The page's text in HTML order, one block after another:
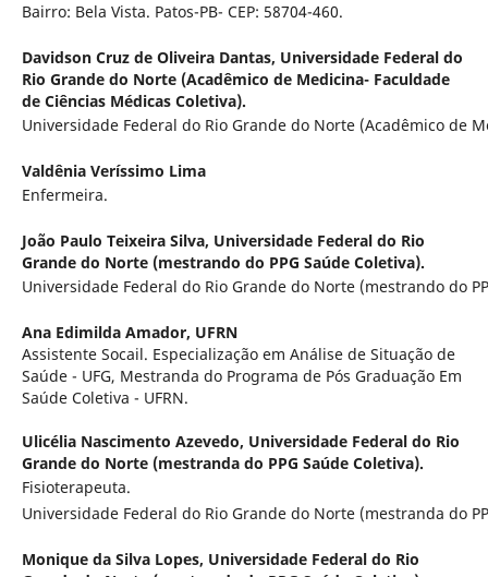
Bairro: Bela Vista. Patos-PB- CEP: 58704-460.
Davidson Cruz de Oliveira Dantas, Universidade Federal do
Rio Grande do Norte (Acadêmico de Medicina- Faculdade
de Ciências Médicas Coletiva).
Universidade Federal do Rio Grande do Norte (Acadêmico de
Valdênia Veríssimo Lima
Enfermeira.
João Paulo Teixeira Silva, Universidade Federal do Rio
Grande do Norte (mestrando do PPG Saúde Coletiva).
Universidade Federal do Rio Grande do Norte (mestrando do
Ana Edimilda Amador, UFRN
Assistente Socail. Especialização em Análise de Situação de
Saúde - UFG, Mestranda do Programa de Pós Graduação Em
Saúde Coletiva - UFRN.
Ulicélia Nascimento Azevedo, Universidade Federal do Rio
Grande do Norte (mestranda do PPG Saúde Coletiva).
Fisioterapeuta.
Universidade Federal do Rio Grande do Norte (mestranda do
Monique da Silva Lopes, Universidade Federal do Rio